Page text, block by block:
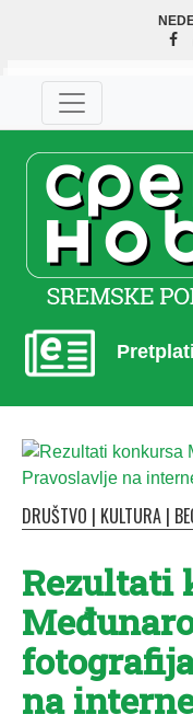
DRUŠTVO | KULTURA |
Rezultati
na